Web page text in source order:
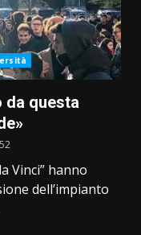
da questa
Vinci” hanno
dell’impianto